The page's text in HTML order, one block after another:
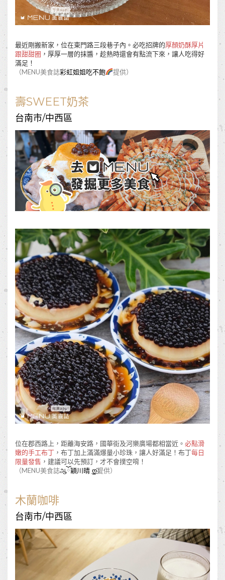
最近剛搬新家，位在東門路三段巷子內。必吃招牌的厚顏奶酥厚片
跟甜甜圈 ，厚厚一層的抹醬，趁熱時還會有點流下來，讓人吃得好
滿足！
（MENU美食誌彩虹姐姐吃不飽 提供）
壽SWEET奶茶
台南市/中西區
位在郡西路上，距離海安路，國華街及河樂廣場都相當近。 必點滑
嫩的手工布丁 ，布丁加上滿滿爆量小珍珠，讓人好滿足！布丁每日
限量發售 ，建議可以先預訂，才不會撲空唷！
（MENU美食誌ஆོ穎川晴 ͜ღ҉提供）
木蘭咖啡
台南市/中西區